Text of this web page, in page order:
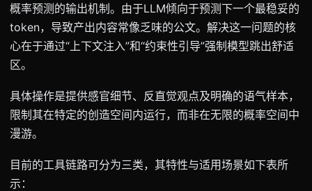
概率预测的输出机制。由于LLM倾向于预测下一个最稳妥的
token，导致产出内容常像乏味的公文。解决这一问题的核
心在于通过“上下文注入”和“约束性引导”强制模型跳出舒适
区。
具体操作是提供感官细节、反直觉观点及明确的语气样本，
限制其在特定的创造空间内运行，而非在无限的概率空间中
漫游。
目前的工具链路可分为三类，其特性与适用场景如下表所
示：